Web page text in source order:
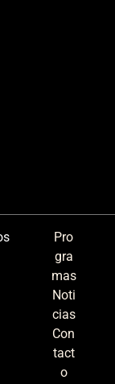
Pro
gra
mas
Noti
cias
Con
tact
o